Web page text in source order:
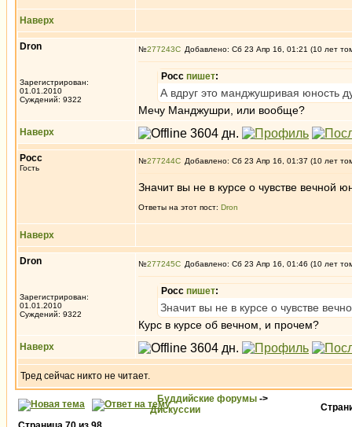
Наверх
Dron
Зарегистрирован:
01.01.2010
Суждений: 9322
№277243 Добавлено: Сб 23 Апр 16, 01:21 (10 лет
Росс пишет:
А вдруг это манджушривая юность
Мечу Манджушри, или вообще?
Наверх
Росс
Гость
№277244 Добавлено: Сб 23 Апр 16, 01:37 (10 лет
Значит вы не в курсе о чувстве вечной
Ответы на этот пост: Dron
Наверх
Dron
Зарегистрирован:
01.01.2010
Суждений: 9322
№277245 Добавлено: Сб 23 Апр 16, 01:46 (10 лет
Росс пишет:
Значит вы не в курсе о чувстве
Курс в курсе об вечном, и прочем?
Наверх
Тред сейчас никто не читает.
Буддийские форумы ->
Дискуссии